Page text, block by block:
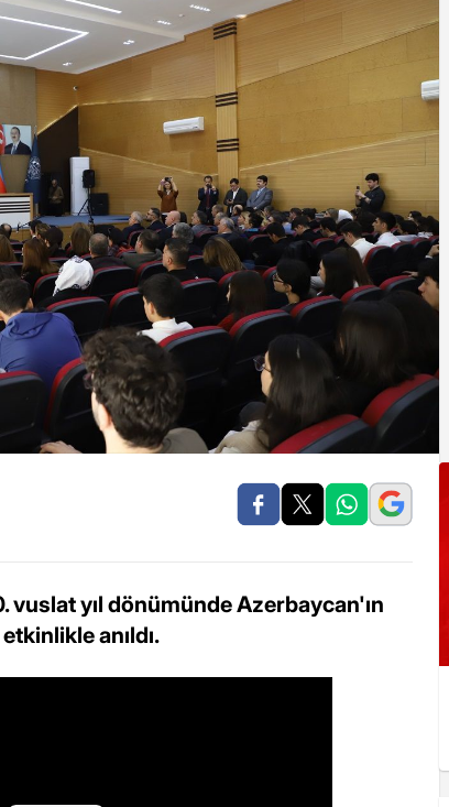
vuslat yıl dönümünde Azerbaycan'ın
anıldı.